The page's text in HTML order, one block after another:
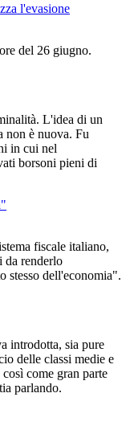
l'evasione
del 26 giugno.
L'idea di un
non è nuova. Fu
in cui nel
borsoni pieni di
fiscale italiano,
da renderlo
stesso dell'economia".
introdotta, sia pure
delle classi medie e
come gran parte
parlando.